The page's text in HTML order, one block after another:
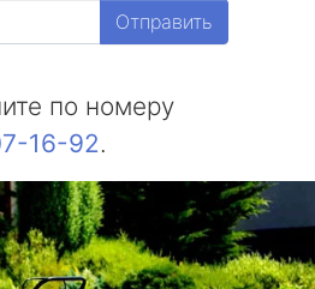
Отправить
по номеру
16-92.